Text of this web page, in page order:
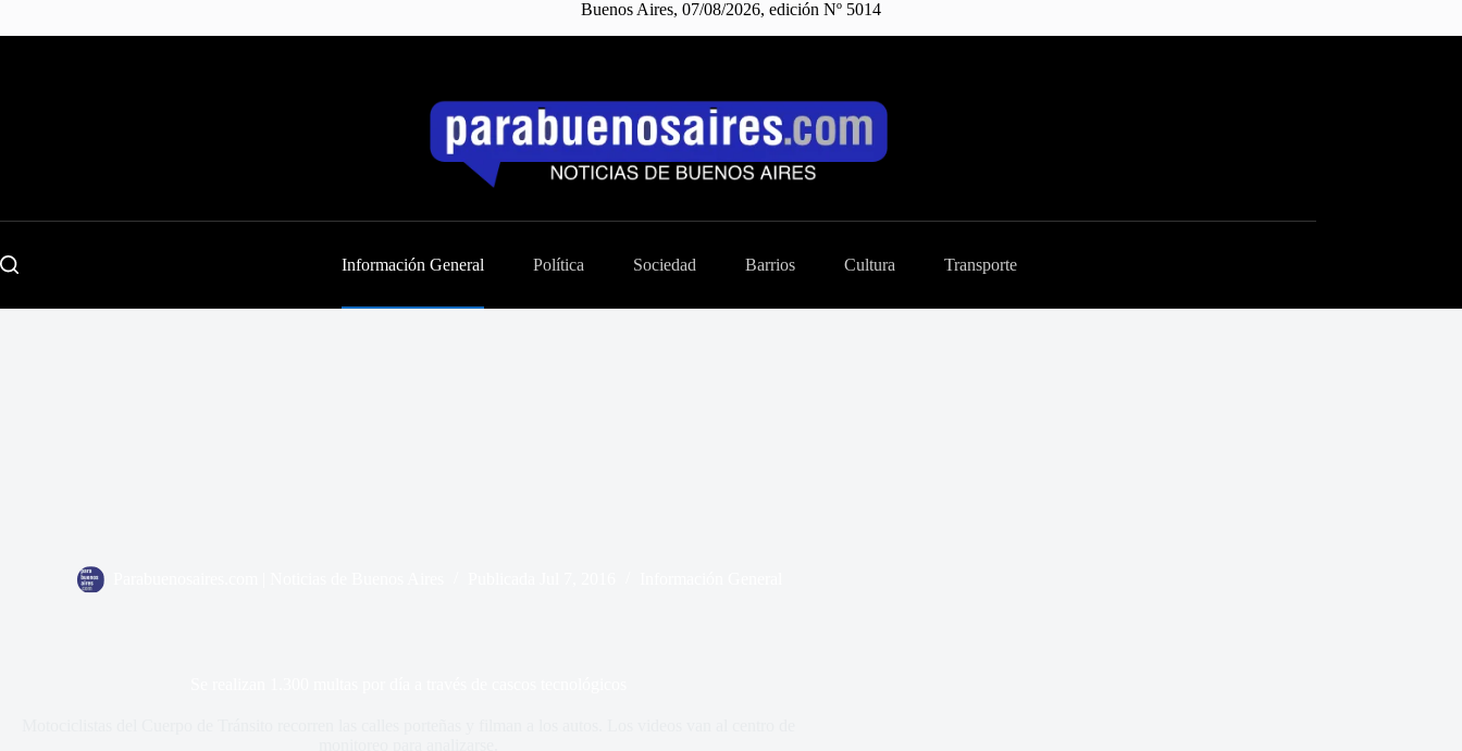
Buenos Aires, 07/08/2026, edición Nº 5014
Información General Política Sociedad Barrios Cultura Transporte